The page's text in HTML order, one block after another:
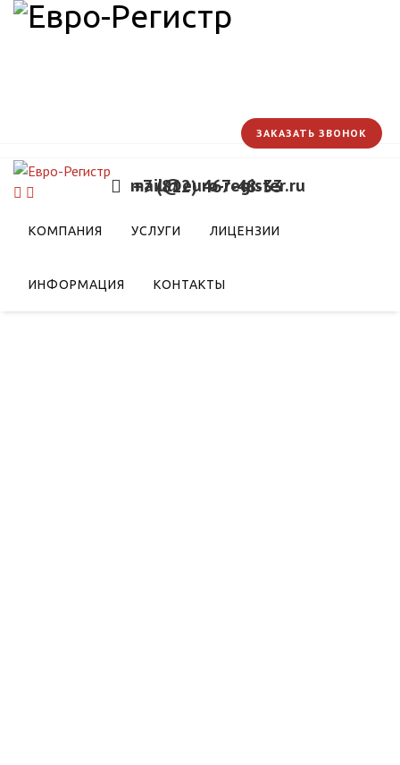
+7 (812) 467-48-33
mail@euro-register.ru
ЗАКАЗАТЬ ЗВОНОК
КОМПАНИЯ УСЛУГИ ЛИЦЕНЗИИ
ИНФОРМАЦИЯ КОНТАКТЫ
стратегии
с международными
ЕАЭС